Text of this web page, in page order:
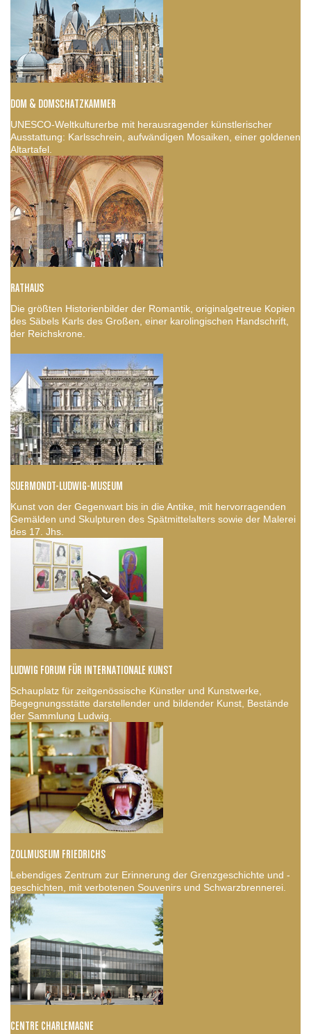
DOM & DOMSCHATZKAMMER
UNESCO-Weltkulturerbe mit herausragender künstlerischer
Ausstattung: Karlsschrein, aufwändigen Mosaiken, einer goldenen
Altartafel.
RATHAUS
Die größten Historienbilder der Romantik, originalgetreue Kopien
des Säbels Karls des Großen, einer karolingischen Handschrift,
der Reichskrone.
SUERMONDT-LUDWIG-MUSEUM
Kunst von der Gegenwart bis in die Antike, mit hervorragenden
Gemälden und Skulpturen des Spätmittelalters sowie der Malerei
des 17. Jhs.
LUDWIG FORUM FÜR INTERNATIONALE KUNST
Schauplatz für zeitgenössische Künstler und Kunstwerke,
Begegnungsstätte darstellender und bildender Kunst, Bestände
der Sammlung Ludwig.
ZOLLMUSEUM FRIEDRICHS
Lebendiges Zentrum zur Erinnerung der Grenzgeschichte und -
geschichten, mit verbotenen Souvenirs und Schwarzbrennerei.
CENTRE CHARLEMAGNE